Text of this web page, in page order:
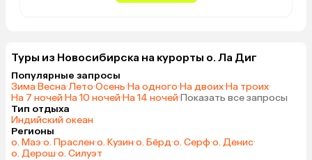
Туры из Новосибирска на курорты о. Ла Диг
Популярные запросы
Зима·Весна·Лето·Осень·На одного·На двоих·На троих·
На 7 ночей·На 10 ночей·На 14 ночей·Показать все запросы
Тип отдыха
Индийский океан
Регионы
о. Маэ·о. Праслен·о. Кузин·о. Бёрд·о. Серф·о. Денис·
о. Дерош·о. Силуэт